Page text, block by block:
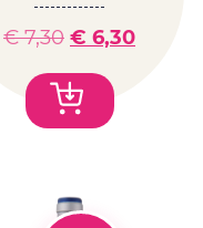
€7,30 € 6,30